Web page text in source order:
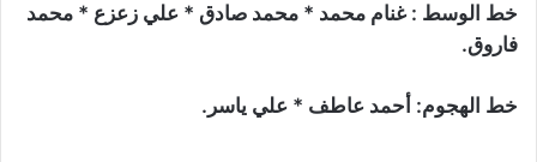
خط الوسط : غنام محمد * محمد صادق * علي زعزع * محمد
فاروق.
خط الهجوم: أحمد عاطف * علي ياسر.